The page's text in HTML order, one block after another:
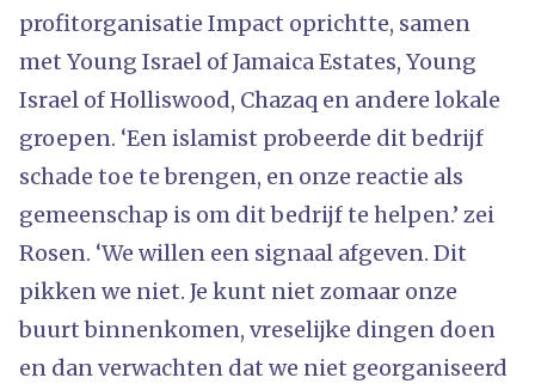
profitorganisatie Impact oprichtte, samen
met Young Israel of Jamaica Estates, Young
Israel of Holliswood, Chazaq en andere lokale
groepen. ‘Een islamist probeerde dit bedrijf
schade toe te brengen, en onze reactie als
gemeenschap is om dit bedrijf te helpen.’ zei
Rosen. ‘We willen een signaal afgeven. Dit
pikken we niet. Je kunt niet zomaar onze
buurt binnenkomen, vreselijke dingen doen
en dan verwachten dat we niet georganiseerd